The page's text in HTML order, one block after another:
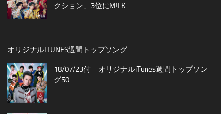
クション、3位にM!LK
オリジナルITUNES週間トップソング
18/07/23付 オリジナルiTunes週間トップソン
グ50